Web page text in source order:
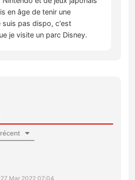
en âge de tenir une
suis pas dispo, c'est
je visite un parc Disney.
27 Mar 2022 07:04